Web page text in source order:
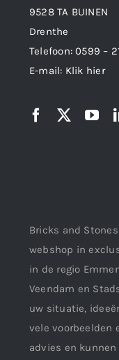
9528 TA BUINEN
Drenthe
Telefoon:0599 –
E-mail: Klik hier
Bricks and
webshop in
in de regio
Veendam en
uw situatie,
vele voorbeelden
advies en